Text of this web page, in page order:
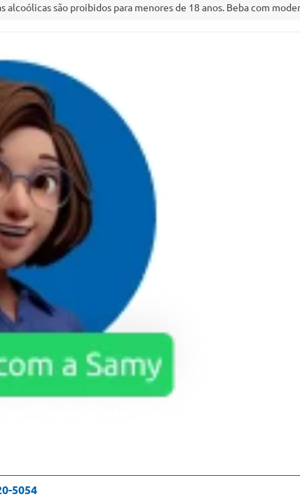
alcoólicas são proibidos para menores de 18 anos. Beba com
5054